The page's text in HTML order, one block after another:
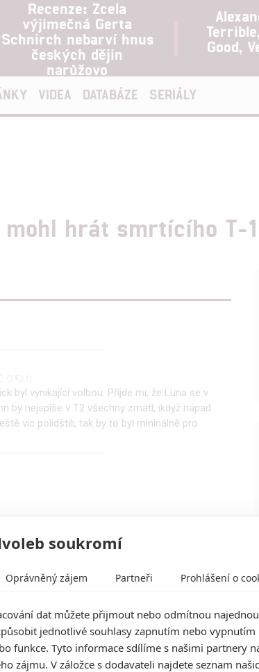
Recenze: Zcela
výjimečná Gerta
Schnirch nebarví hnus
českých dějin
narůžovo
Good,
VIDEA DATABÁZE SERIÁLY
hrát smrtícího T-
byl vynikající volbou. Příjde mi, že Luna se v
by nejspíše v T2 všechny zmátl, ikdyž nápad
víc polidštili, tak by to byl mininálně pro
soukromí
Oprávněný zájem Partneři Prohlášení o
dat můžete přijmout nebo odmítnou
jednotlivé souhlasy zapnutím nebo vypnutím
funkce. Tyto informace sdílíme s našimi partnery
zájmu. V záložce s dodavateli najdete seznam